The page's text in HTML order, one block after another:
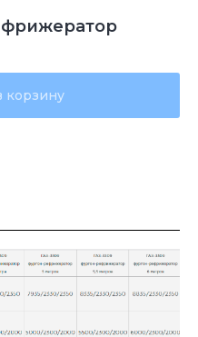
корзину